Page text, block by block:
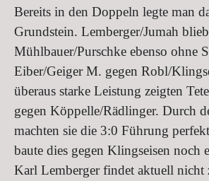
Bereits in den Doppeln legte man
Grundstein. Lemberger/Jumah
Mühlbauer/Purschke ebenso ohne
Eiber/Geiger M. gegen Robl/
überaus starke Leistung zeigten
gegen Köppelle/Rädlinger. Durch
machten sie die 3:0 Führung
baute dies gegen Klingseisen noch
Karl Lemberger findet aktuell nicht